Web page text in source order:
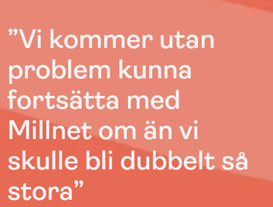
”Vi kommer utan
problem kunna
fortsätta med
Millnet om än vi
skulle bli dubbelt så
stora”